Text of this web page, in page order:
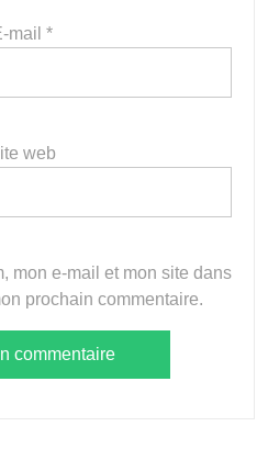
mail *
web
mon e-mail et mon site dans
prochain commentaire.